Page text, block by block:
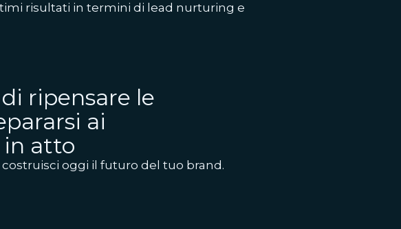
risultati in termini di lead nurturing e
ripensare le
ai
atto
oggi il futuro del tuo brand.